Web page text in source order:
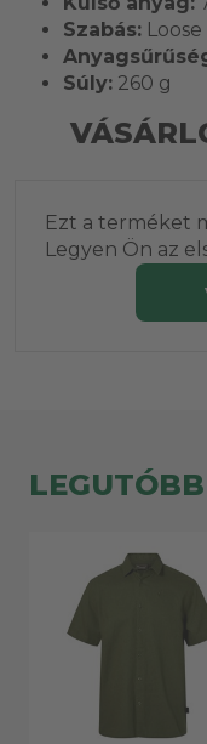
Szabás:
Súly: 260 g
Ezt a terméket
Legyen Ön az